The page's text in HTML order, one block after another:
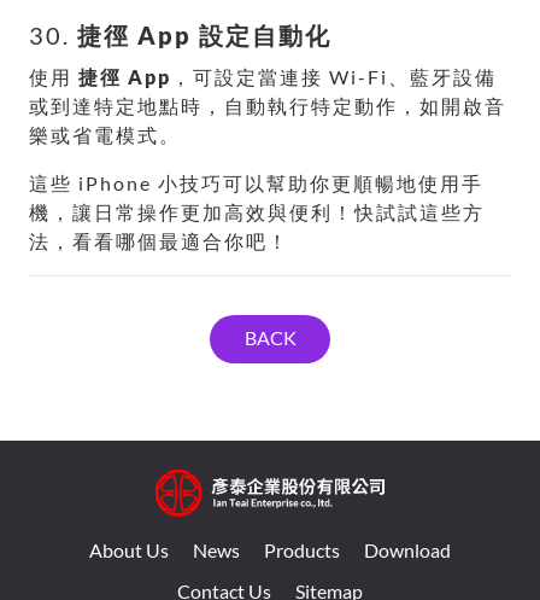
30. 捷徑 App 設定自動化
使用 捷徑 App ，可設定當連接 Wi-Fi、藍牙設備
或到達特定地點時，自動執行特定動作，如開啟音
樂或省電模式。
這些 iPhone 小技巧可以幫助你更順暢地使用手
機，讓日常操作更加高效與便利！快試試這些方
法，看看哪個最適合你吧！
BACK
About Us News Products
Download
Contact Us
Sitemap